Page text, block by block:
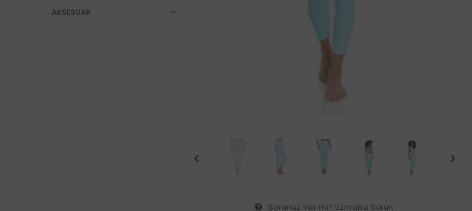
AKSESUAR
Sorunuz Var mı? Uzmana Sorun